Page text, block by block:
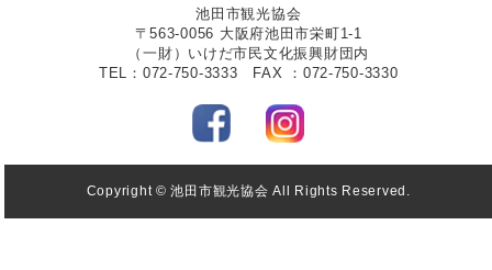
池田市観光協会
〒563-0056 大阪府池田市栄町1-1
（一財）いけだ市民文化振興財団内
TEL：072-750-3333 FAX ：072-750-3330
Copyright © 池田市観光協会 All Rights Reserved.